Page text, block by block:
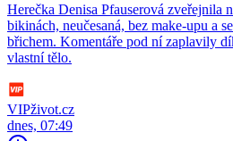
Herečka Denisa Pfauserová zveřejnila
bikinách, neučesaná, bez make-upu a
břichem. Komentáře pod ní zaplavily
vlastní tělo.
VIPživot.cz
dnes, 07:49